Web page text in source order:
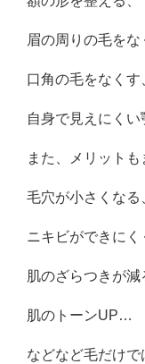
眉の周りの毛をな
口角の毛をなくす
自身で見えにくい
また、メリットも
毛穴が小さくなる
ニキビができにく
肌のざらつきが減
肌のトーンUP…
などなど毛だけで